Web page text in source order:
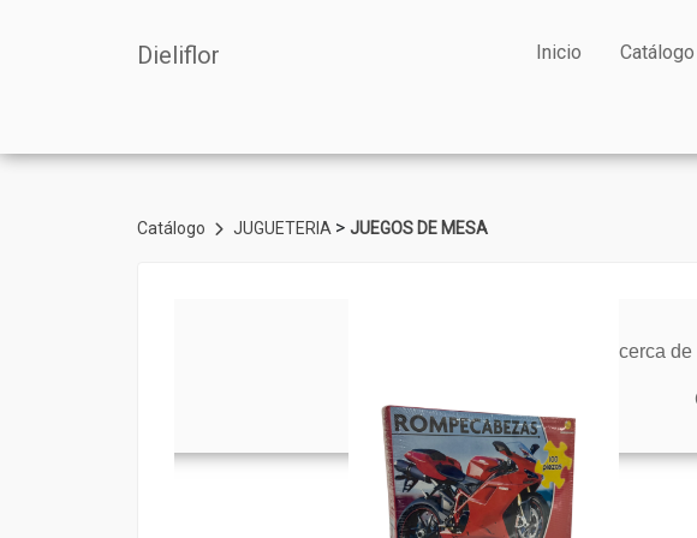
Dieliflor Inicio Catálogo
Catálogo JUGUETERIA > JUEGOS DE MESA